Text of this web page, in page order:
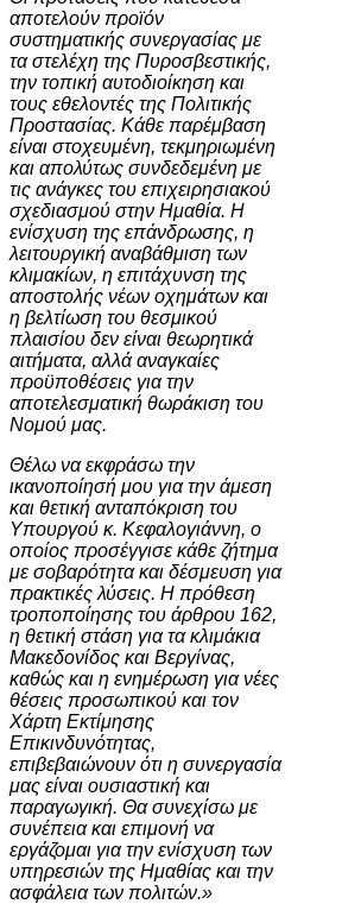
αποτελούν προϊόν
συστηματικής συνεργασίας με
τα στελέχη της Πυροσβεστικής,
την τοπική αυτοδιοίκηση και
τους εθελοντές της Πολιτικής
Προστασίας. Κάθε παρέμβαση
είναι στοχευμένη, τεκμηριωμένη
και απολύτως συνδεδεμένη με
τις ανάγκες του επιχειρησιακού
σχεδιασμού στην Ημαθία. Η
ενίσχυση της επάνδρωσης, η
λειτουργική αναβάθμιση των
κλιμακίων, η επιτάχυνση της
αποστολής νέων οχημάτων και
η βελτίωση του θεσμικού
πλαισίου δεν είναι θεωρητικά
αιτήματα, αλλά αναγκαίες
προϋποθέσεις για την
αποτελεσματική θωράκιση του
Νομού μας.
Θέλω να εκφράσω την
ικανοποίησή μου για την άμεση
και θετική ανταπόκριση του
Υπουργού κ. Κεφαλογιάννη, ο
οποίος προσέγγισε κάθε ζήτημα
με σοβαρότητα και δέσμευση για
πρακτικές λύσεις. Η πρόθεση
τροποποίησης του άρθρου 162,
η θετική στάση για τα κλιμάκια
Μακεδονίδος και Βεργίνας,
καθώς και η ενημέρωση για νέες
θέσεις προσωπικού και τον
Χάρτη Εκτίμησης
Επικινδυνότητας,
επιβεβαιώνουν ότι η συνεργασία
μας είναι ουσιαστική και
παραγωγική. Θα συνεχίσω με
συνέπεια και επιμονή να
εργάζομαι για την ενίσχυση των
υπηρεσιών της Ημαθίας και την
ασφάλεια των πολιτών.»